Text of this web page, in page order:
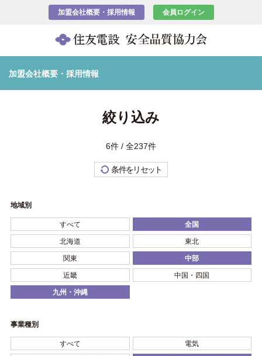
加盟会社概要・採用情報 会員ログイン
加盟会社概要・採用情報
絞り込み
6件 / 全237件
条件をリセット
地域別
すべて 全国
北海道 東北
関東 中部
近畿 中国・四国
九州・沖縄
事業種別
すべて 電気